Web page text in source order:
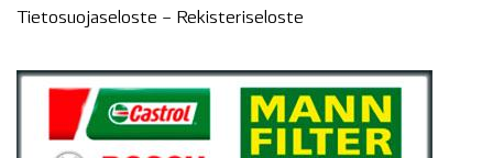
Tietosuojaseloste – Rekisteriseloste